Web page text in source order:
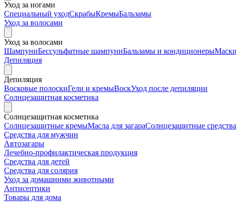
Уход за ногами
Специальный уходСкрабыКремыБальзамы
Уход за волосами
Уход за волосами
ШампуниБессульфатные шампуниБальзамы и кондиционерыМаски
Депиляция
Депиляция
Восковые полоскиГели и кремыВоскУход после депиляции
Солнцезащитная косметика
Солнцезащитная косметика
Солнцезащитные кремыМасла для загараСолнцезащитные
Средства для мужчин
Автозагары
Лечебно-профилактическая продукция
Средства для детей
Средства для солярия
Уход за домашними животными
Антисептики
Товары для дома